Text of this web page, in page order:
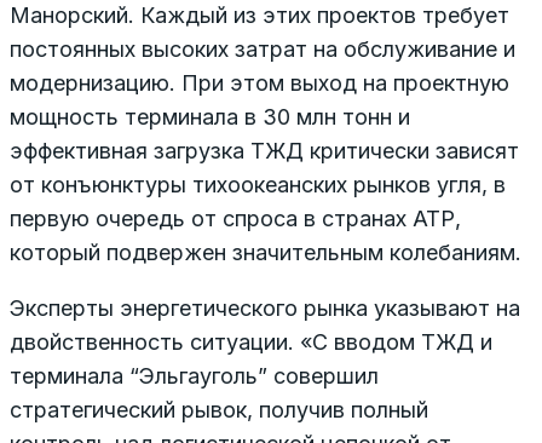
Манорский. Каждый из этих проектов требует
постоянных высоких затрат на обслуживание и
модернизацию. При этом выход на проектную
мощность терминала в 30 млн тонн и
эффективная загрузка ТЖД критически зависят
от конъюнктуры тихоокеанских рынков угля, в
первую очередь от спроса в странах АТР,
который подвержен значительным колебаниям.
Эксперты энергетического рынка указывают на
двойственность ситуации. «С вводом ТЖД и
терминала “Эльгауголь” совершил
стратегический рывок, получив полный